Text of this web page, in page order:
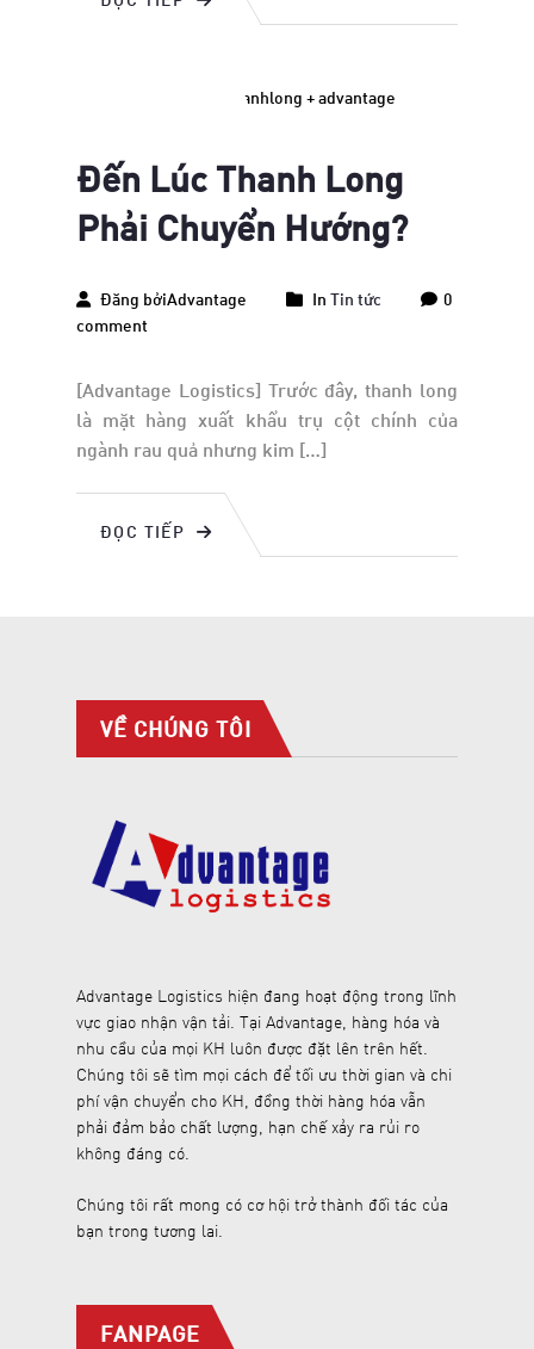
August
Đến Lúc Thanh Long
Phải Chuyển Hướng?
Đăng bởiAdvantage In Tin tức
0
comment
[Advantage Logistics] Trước đây, thanh long
là mặt hàng xuất khẩu trụ cột chính của
ngành rau quả nhưng kim […]
ĐỌC TIẾP
VỀ CHÚNG TÔI
Advantage Logistics hiện đang hoạt động trong lĩnh
vực giao nhận vận tải. Tại Advantage, hàng hóa và
nhu cầu của mọi KH luôn được đặt lên trên hết.
Chúng tôi sẽ tìm mọi cách để tối ưu thời gian và chi
phí vận chuyển cho KH, đồng thời hàng hóa vẫn
phải đảm bảo chất lượng, hạn chế xảy ra rủi ro
không đáng có.
Chúng tôi rất mong có cơ hội trở thành đối tác của
bạn trong tương lai.
FANPAGE